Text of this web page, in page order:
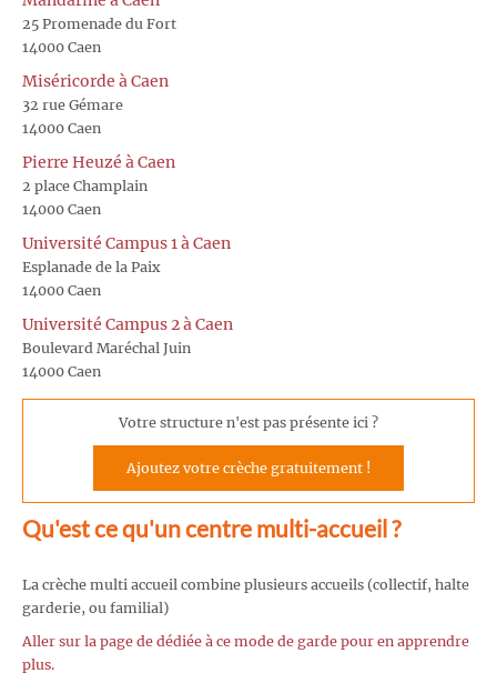
25 Promenade du Fort
14000 Caen
Miséricorde à Caen
32 rue Gémare
14000 Caen
Pierre Heuzé à Caen
2 place Champlain
14000 Caen
Université Campus 1 à Caen
Esplanade de la Paix
14000 Caen
Université Campus 2 à Caen
Boulevard Maréchal Juin
14000 Caen
Votre structure n'est pas présente ici ?
Ajoutez votre crèche gratuitement !
Qu'est ce qu'un centre multi-accueil ?
La crèche multi accueil combine plusieurs accueils (collectif, halte
garderie, ou familial)
Aller sur la page de dédiée à ce mode de garde pour en apprendre
plus.